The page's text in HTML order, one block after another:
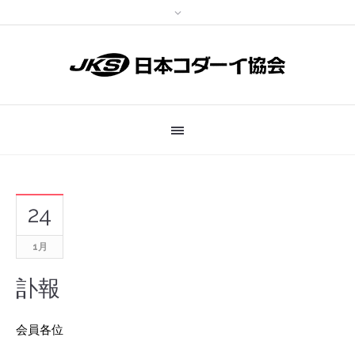
24
1月
訃報
会員各位